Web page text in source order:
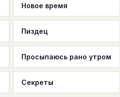
Новое время
Пиздец
Просыпаюсь рано утром
Секреты